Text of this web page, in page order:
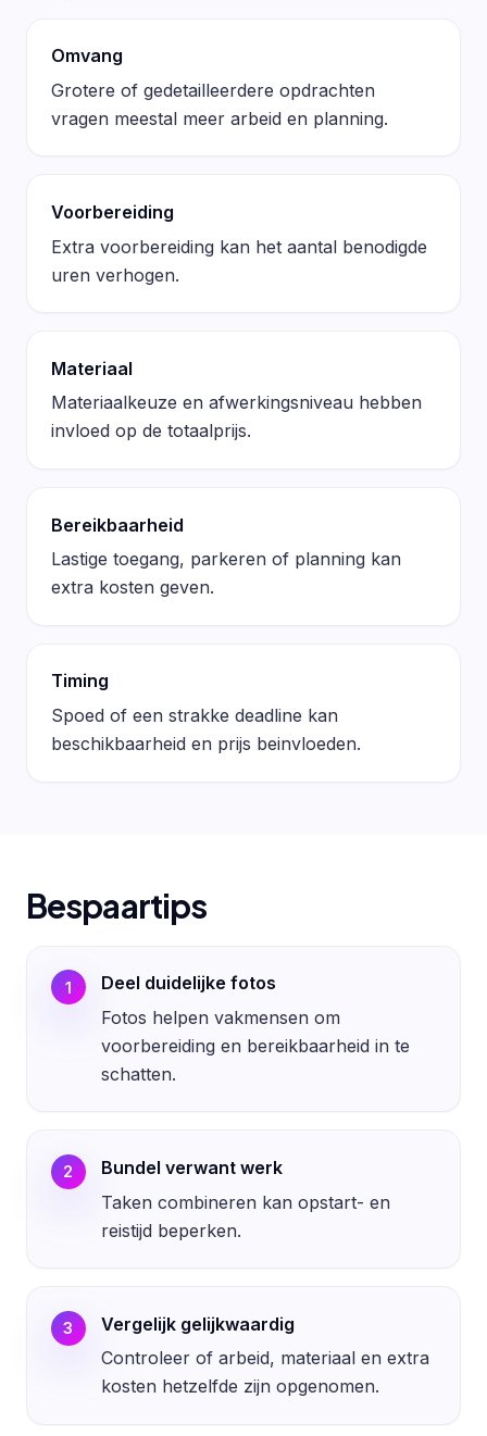
Omvang
Grotere of gedetailleerdere opdrachten
vragen meestal meer arbeid en planning.
Voorbereiding
Extra voorbereiding kan het aantal benodigde
uren verhogen.
Materiaal
Materiaalkeuze en afwerkingsniveau hebben
invloed op de totaalprijs.
Bereikbaarheid
Lastige toegang, parkeren of planning kan
extra kosten geven.
Timing
Spoed of een strakke deadline kan
beschikbaarheid en prijs beinvloeden.
Bespaartips
1
Deel duidelijke fotos
Fotos helpen vakmensen om
voorbereiding en bereikbaarheid in te
schatten.
2
Bundel verwant werk
Taken combineren kan opstart- en
reistijd beperken.
3
Vergelijk gelijkwaardig
Controleer of arbeid, materiaal en extra
kosten hetzelfde zijn opgenomen.